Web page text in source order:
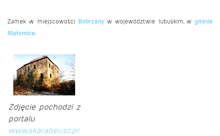
Zamek w miejscowości Bobrzanyw województwie lubuskim, w gminie
Małomice.
Zdjęcie pochodzi z
portalu
www.skarabeusz.pr